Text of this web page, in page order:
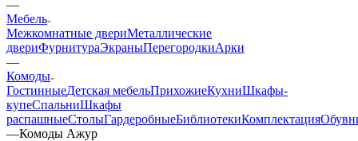
—
Мебель
Межкомнатные двериМеталлические
двериФурнитураЭкраныПерегородкиАрки
—
Комоды
ГостинныеДетская мебельПрихожиеКухниШкафы-
купеСпальниШкафы
распашныеСтолыГардеробныеБиблиотекиКомплектация
—Комоды Ажур